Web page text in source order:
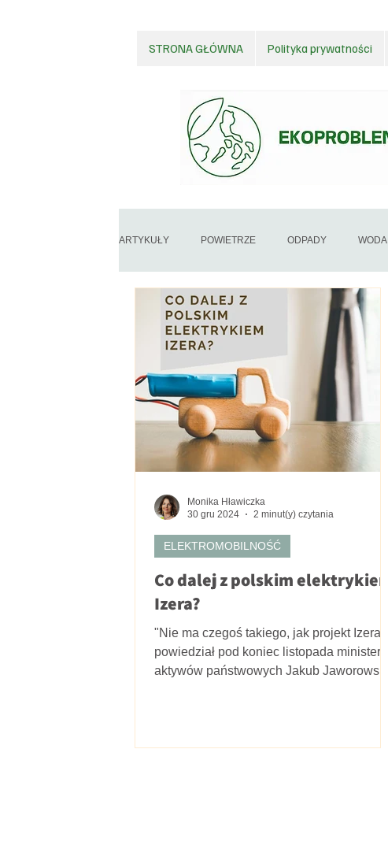
STRONA GŁÓWNA Polityka prywatności
ARTYKUŁY POWIETRZE ODPADY WODA
Co dalej z polskim elektrykiem
Izera?
"Nie ma czegoś takiego, jak projekt Izera" -
powiedział pod koniec listopada minister
aktywów państwowych Jakub Jaworowski,
ELEKTROMOBILNOŚĆ
Monika Hławiczka
30 gru 2024
2 minut(y) czytania